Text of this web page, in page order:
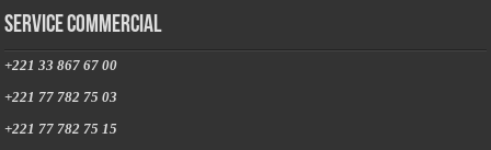
Service commercial
+221 33 867 67 00
+221 77 782 75 03
+221 77 782 75 15